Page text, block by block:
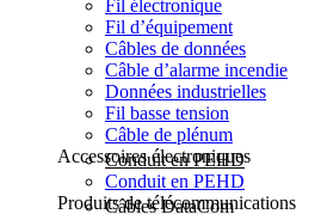
Fil électronique
Fil d’équipement
Câbles de données
Câble d’alarme incendie
Données industrielles
Fil basse tension
Câble de plénum
Accessoires électroniques
Conduit en PEHD
Conduit en PEHD
Produits de télécommunications
Câbles DataCom